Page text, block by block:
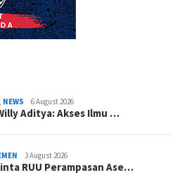
, NEWS 6 August 2026
Aditya: Akses Ilmu …
3 August 2026
RUU Perampasan Ase…